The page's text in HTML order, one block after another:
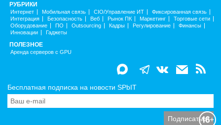
РУБРИКИ
Интернет Мобильная связь CIO/Управление ИТ
Фиксированная связь
Интеграция
Безопасность Веб Рынок ПК Маркетинг
Торговые сети
Оборудование
ПО Outsourcing Кадры Регулирование
Финансы
Инновации
Гаджеты
ПОЛЕЗНОЕ
Аренда серверов с GPU
Бесплатная подписка на новости SPbIT